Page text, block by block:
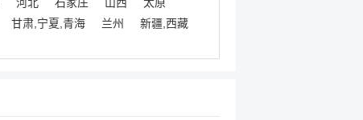
甘肃,宁夏,青海 兰州
新疆,西藏